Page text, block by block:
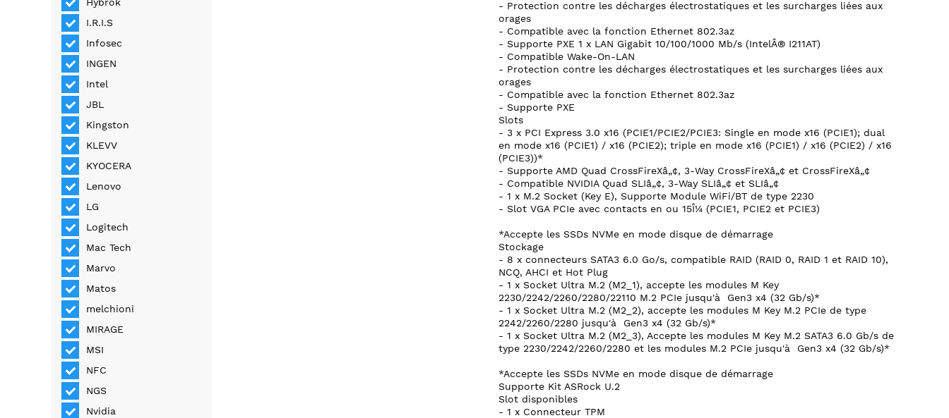
- Protection contre les décharges électrostatiques et les surcharges liées aux
orages
- Compatible avec la fonction Ethernet 802.3az
- Supporte PXE 1 x LAN Gigabit 10/100/1000 Mb/s (IntelÂ® I211AT)
- Compatible Wake-On-LAN
- Protection contre les décharges électrostatiques et les surcharges liées aux
orages
- Compatible avec la fonction Ethernet 802.3az
- Supporte PXE
Slots
- 3 x PCI Express 3.0 x16 (PCIE1/PCIE2/PCIE3: Single en mode x16 (PCIE1); dual
en mode x16 (PCIE1) / x16 (PCIE2); triple en mode x16 (PCIE1) / x16 (PCIE2) / x16
(PCIE3))*
- Supporte AMD Quad CrossFireXâ„¢, 3-Way CrossFireXâ„¢ et CrossFireXâ„¢
- Compatible NVIDIA Quad SLIâ„¢, 3-Way SLIâ„¢ et SLIâ„¢
- 1 x M.2 Socket (Key E), Supporte Module WiFi/BT de type 2230
- Slot VGA PCIe avec contacts en ou 15Î¼ (PCIE1, PCIE2 et PCIE3)
*Accepte les SSDs NVMe en mode disque de démarrage
Stockage
- 8 x connecteurs SATA3 6.0 Go/s, compatible RAID (RAID 0, RAID 1 et RAID 10),
NCQ, AHCI et Hot Plug
- 1 x Socket Ultra M.2 (M2_1), accepte les modules M Key
2230/2242/2260/2280/22110 M.2 PCIe jusqu'à Gen3 x4 (32 Gb/s)*
- 1 x Socket Ultra M.2 (M2_2), accepte les modules M Key M.2 PCIe de type
2242/2260/2280 jusqu'à Gen3 x4 (32 Gb/s)*
- 1 x Socket Ultra M.2 (M2_3), Accepte les modules M Key M.2 SATA3 6.0 Gb/s de
type 2230/2242/2260/2280 et les modules M.2 PCIe jusqu'à Gen3 x4 (32 Gb/s)*
*Accepte les SSDs NVMe en mode disque de démarrage
Supporte Kit ASRock U.2
Slot disponibles
- 1 x Connecteur TPM
Hybrok
I.R.I.S
Infosec
INGEN
Intel
JBL
Kingston
KLEVV
KYOCERA
Lenovo
LG
Logitech
Mac Tech
Marvo
Matos
melchioni
MIRAGE
MSI
NFC
NGS
Nvidia